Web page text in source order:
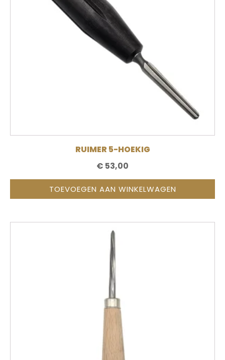
RUIMER 5-HOEKIG
€ 53,00
TOEVOEGEN AAN WINKELWAGEN